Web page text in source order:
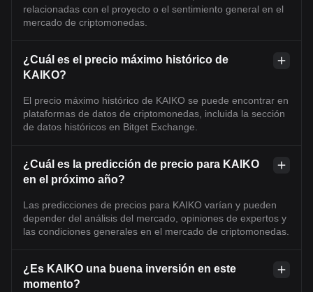
relacionadas con el proyecto o el sentimiento general en el
mercado de criptomonedas.
¿Cuál es el precio máximo histórico de
KAIKO?
El precio máximo histórico de KAIKO se puede encontrar en
plataformas de datos de criptomonedas, incluida la sección
de datos históricos en Bitget Exchange.
¿Cuál es la predicción de precio para KAIKO
en el próximo año?
Las predicciones de precios para KAIKO varían y pueden
depender del análisis del mercado, opiniones de expertos y
las condiciones generales en el mercado de criptomonedas.
¿Es KAIKO una buena inversión en este
momento?